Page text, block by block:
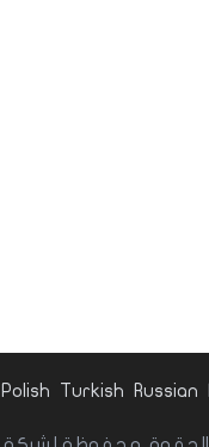
Russian
Turkish
Polish